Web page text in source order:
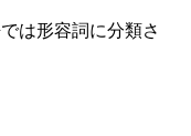
は形容詞に分類さ